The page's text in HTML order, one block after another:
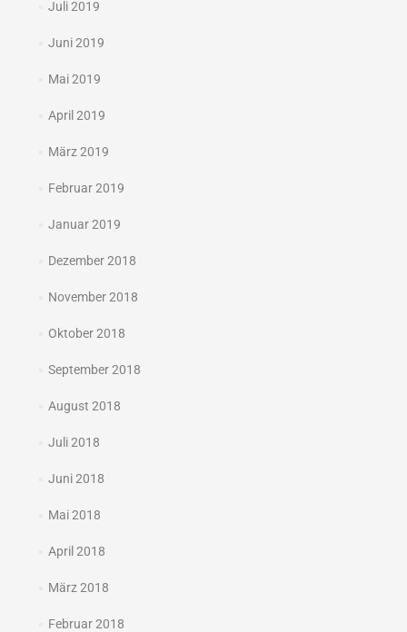
Juli 2019
Juni 2019
Mai 2019
April 2019
März 2019
Februar 2019
Januar 2019
Dezember 2018
November 2018
Oktober 2018
September 2018
August 2018
Juli 2018
Juni 2018
Mai 2018
April 2018
März 2018
Februar 2018